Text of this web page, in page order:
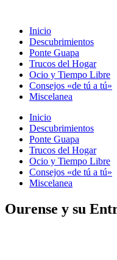
contenido
Inicio
Descubrimientos
Ponte Guapa
Trucos del Hogar
Ocio y Tiempo Libre
Consejos «de tú a tú»
Miscelanea
Inicio
Descubrimientos
Ponte Guapa
Trucos del Hogar
Ocio y Tiempo Libre
Consejos «de tú a tú»
Miscelanea
Ourense y su